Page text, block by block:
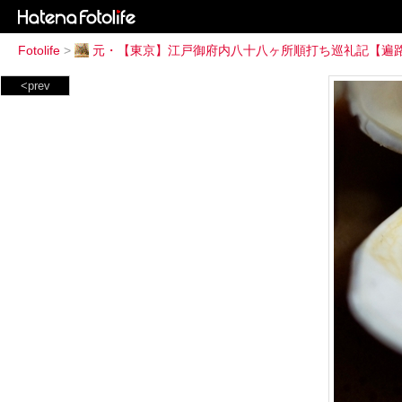
Fotolife > 元・【東京】江戸御府内八十八ヶ所順打ち巡礼記【遍
<prev